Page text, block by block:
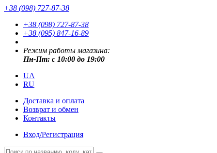
+38 (098) 727-87-38
+38 (098) 727-87-38
+38 (095) 847-16-89
Режим работы магазина:
Пн-Пт: с 10:00 до 19:00
UA
RU
Доставка и оплата
Возврат и обмен
Контакты
Вход/Регистрация